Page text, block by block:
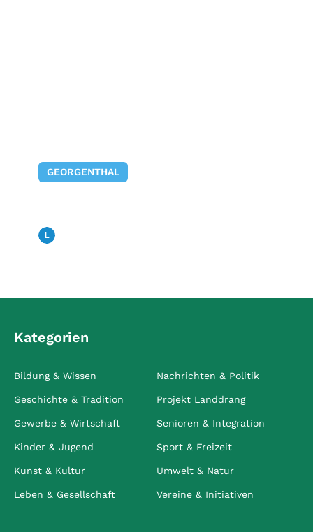
GEORGENTHAL
Kategorien
Bildung & Wissen
Geschichte & Tradition
Gewerbe & Wirtschaft
Kinder & Jugend
Kunst & Kultur
Leben & Gesellschaft
Nachrichten & Politik
Projekt Landdrang
Senioren & Integration
Sport & Freizeit
Umwelt & Natur
Vereine & Initiativen